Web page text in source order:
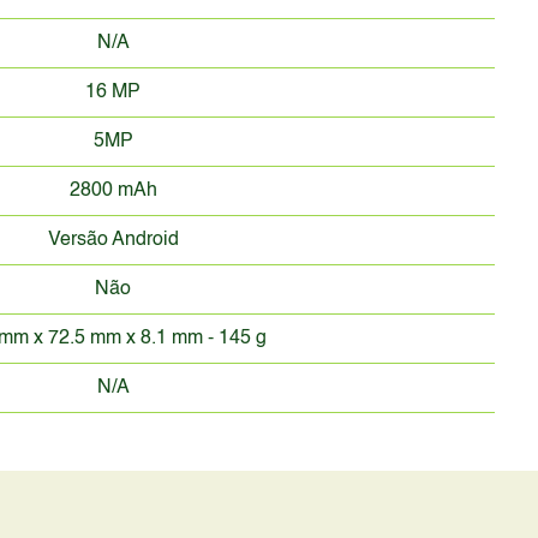
N/A
16 MP
5MP
2800 mAh
Versão Android
Não
x 72.5 mm x 8.1 mm - 145 g
N/A